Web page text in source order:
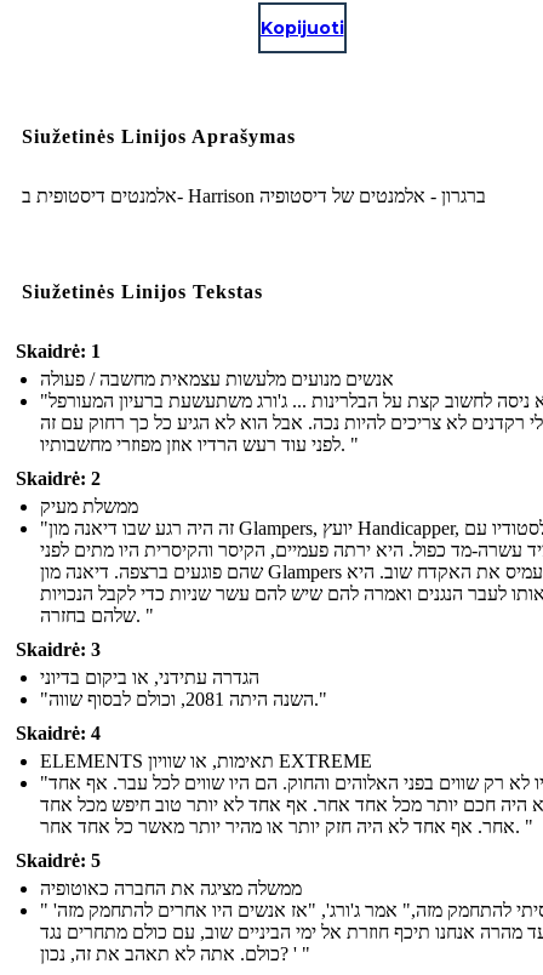
Kopijuoti
Siužetinės Linijos Aprašymas
אלמנטים דיסטופית ב- Harrison ברגרון - אלמנטים של דיסטופיה
Siužetinės Linijos Tekstas
Skaidrė: 1
אנשים מנועים מלעשות עצמאית מחשבה / פעולה
"הוא ניסה לחשוב קצת על הבלרינות ... ג'ורג משתעשעת ברעיון המעורפל
רקדנים לא צריכים להיות נכה. אבל הוא לא הגיע כל כך רחוק עם זה
לפני עוד רעש הרדיו אוזן מפוזרי מחשבותיו. "
Skaidrė: 2
ממשלת מעיק
"זה היה רגע שבו דיאנה מון Glampers, יועץ Handicapper, נכנס לסטודיו עם
עשרה-מד כפול. היא ירתה פעמיים, הקיסר והקיסרית היו מתים לפני
שהם פוגעים ברצפה. דיאנה מון Glampers העמיס את האקדח שוב. היא
אותו לעבר הנגנים ואמרה להם שיש להם עשר שניות כדי לקבל הנכויות
שלהם בחזרה. "
Skaidrė: 3
הגדרה עתידני, או ביקום בדיוני
"השנה היתה 2081, וכולם לבסוף שווה."
Skaidrė: 4
ELEMENTS תאימות, או שוויון EXTREME
"הם היו לא רק שווים בפני האלוהים והחוק. הם היו שווים לכל עבר. אף אחד
היה חכם יותר מכל אחד אחר. אף אחד לא יותר טוב חיפש מכל אחד
אחר. אף אחד לא היה חזק יותר או מהיר יותר מאשר כל אחד אחר. "
Skaidrė: 5
ממשלה מציגה את החברה כאוטופיה
" 'אם ניסיתי להתחמק מזה," אמר ג'ורג', "אז אנשים היו אחרים להתחמק מזה
מהרה אנחנו תיכף חוזרת אל ימי הביניים שוב, עם כולם מתחרים נגד
כולם. אתה לא תאהב את זה, נכון? ' "